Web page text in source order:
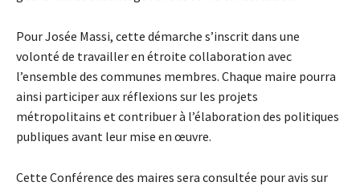
Pour Josée Massi, cette démarche s’inscrit dans une
volonté de travailler en étroite collaboration avec
l’ensemble des communes membres. Chaque maire pourra
ainsi participer aux réflexions sur les projets
métropolitains et contribuer à l’élaboration des politiques
publiques avant leur mise en œuvre.
Cette Conférence des maires sera consultée pour avis sur